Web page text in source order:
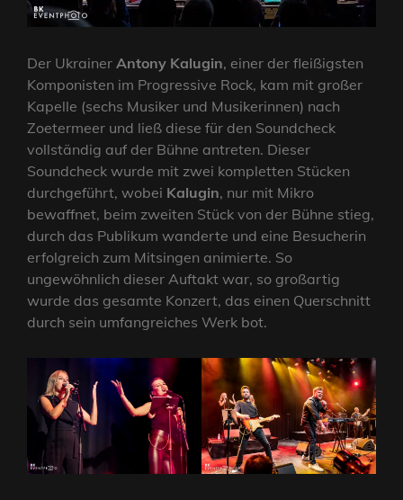
Der Ukrainer Antony Kalugin, einer der fleißigsten
Komponisten im Progressive Rock, kam mit großer
Kapelle (sechs Musiker und Musikerinnen) nach
Zoetermeer und ließ diese für den Soundcheck
vollständig auf der Bühne antreten. Dieser
Soundcheck wurde mit zwei kompletten Stücken
durchgeführt, wobei Kalugin, nur mit Mikro
bewaffnet, beim zweiten Stück von der Bühne stieg,
durch das Publikum wanderte und eine Besucherin
erfolgreich zum Mitsingen animierte. So
ungewöhnlich dieser Auftakt war, so großartig
wurde das gesamte Konzert, das einen Querschnitt
durch sein umfangreiches Werk bot.